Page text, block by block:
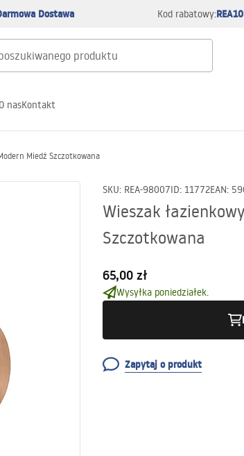
Dostawa Kod rabatowy:REA10
O nasKontakt
Miedź Szczotkowana
SKU: REA-98007ID: 11772EAN:
Wieszak
Szczotkowana
65,00 zł
Wysyłka poniedziałek.
Zapytaj o produkt